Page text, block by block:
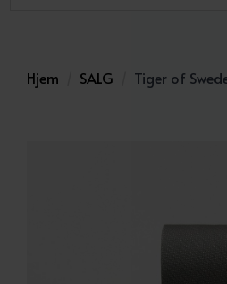
Hjem SALG Tiger of